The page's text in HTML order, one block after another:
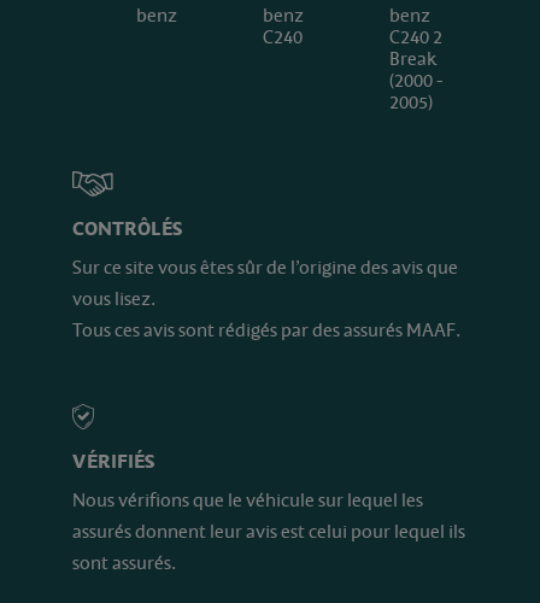
benz
benz
C240
benz
C240 2
Break
(2000 -
2005)
CONTRÔLÉS
Sur ce site vous êtes sûr de l’origine des avis que
vous lisez.
Tous ces avis sont rédigés par des assurés MAAF.
VÉRIFIÉS
Nous vérifions que le véhicule sur lequel les
assurés donnent leur avis est celui pour lequel ils
sont assurés.